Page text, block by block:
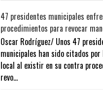
47 presidentes municipales
procedimientos para revocar
Oscar Rodríguez/ Unos 47
municipales han sido citados
local al existir en su contra
revo...